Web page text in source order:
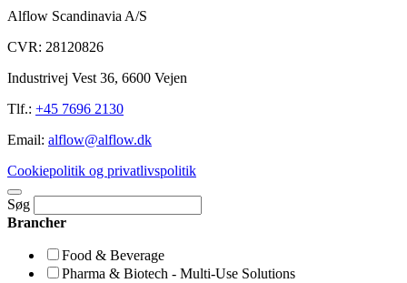
Alflow Scandinavia A/S
CVR: 28120826
Industrivej Vest 36, 6600 Vejen
Tlf.: +45 7696 2130
Email: alflow@alflow.dk
Cookiepolitik og privatlivspolitik
Søg
Brancher
Food & Beverage
Pharma & Biotech - Multi-Use Solutions